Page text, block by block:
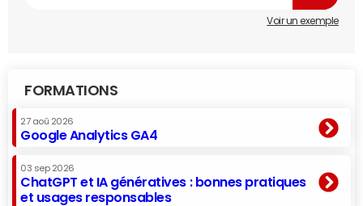
Voir un exemple
FORMATIONS
27 aoû 2026
Google Analytics GA4
03 sep 2026
ChatGPT et IA génératives : bonnes pratiques
et usages responsables